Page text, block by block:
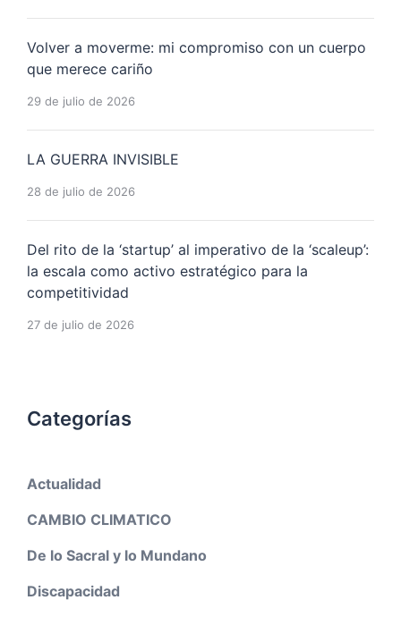
Volver a moverme: mi compromiso con un cuerpo
que merece cariño
29 de julio de 2026
LA GUERRA INVISIBLE
28 de julio de 2026
Del rito de la ‘startup’ al imperativo de la ‘scaleup’:
la escala como activo estratégico para la
competitividad
27 de julio de 2026
Categorías
Actualidad
CAMBIO CLIMATICO
De lo Sacral y lo Mundano
Discapacidad